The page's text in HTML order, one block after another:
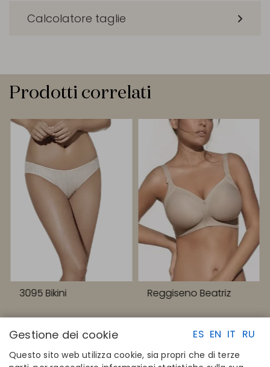
Calcolatore taglie
Prodotti correlati
3095 Bikini Reggiseno Beatriz
ES EN IT RU
Gestione dei cookie
Questo sito web utilizza cookie, sia propri che di terze